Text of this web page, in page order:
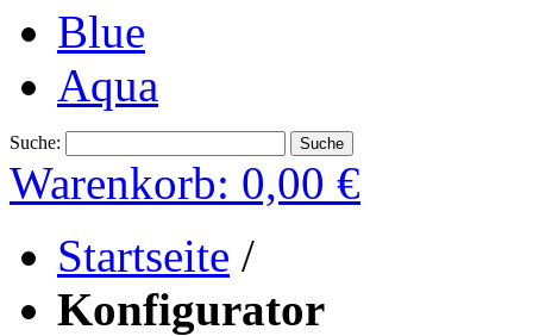
Blue
Aqua
Suche: Suche
Warenkorb: 0,00 €
Startseite /
Konfigurator